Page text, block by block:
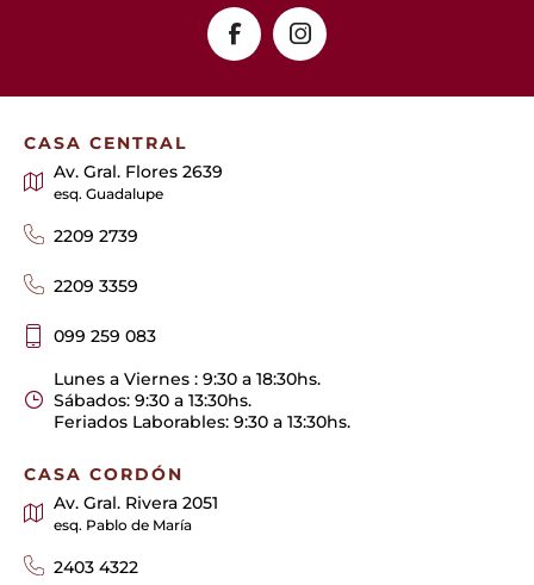
CASA CENTRAL
Av. Gral. Flores 2639
esq. Guadalupe
2209 2739
2209 3359
099 259 083
Lunes a Viernes : 9:30 a 18:30hs.
Sábados: 9:30 a 13:30hs.
Feriados Laborables: 9:30 a 13:30hs.
CASA CORDÓN
Av. Gral. Rivera 2051
esq. Pablo de María
2403 4322